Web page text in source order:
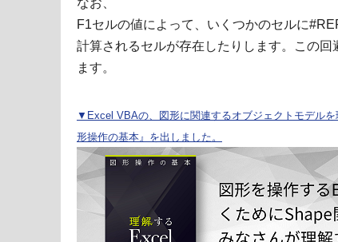
F1セルの値によって、いくつかのセルに
計算されるセルが存在したりします。この
ます。
▼Excel VBAの、図形に関連するオブジェクトモデル
形操作の基本』を出しました。